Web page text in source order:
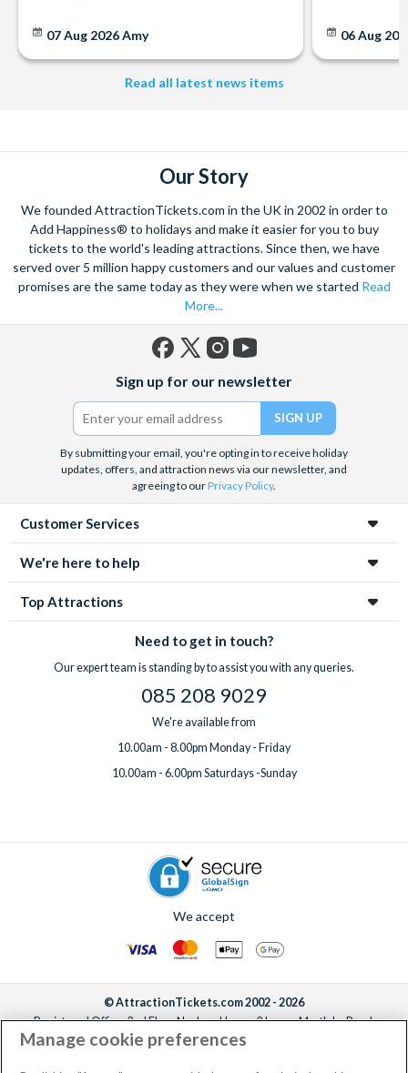
07 Aug 2026Amy 06 Aug
Read all latest news items
Our Story
We founded AttractionTickets.com in the UK in 2002 in order to
Add Happiness® to holidays and make it easier for you to buy
tickets to the world's leading attractions. Since then, we have
served over 5 million happy customers and our values and customer
promises are the same today as they were when we started Read
More...
(formerly
Twitter)
Sign up for our newsletter
By submitting your email, you're opting in to receive holiday
updates, offers, and attraction news via our newsletter, and
agreeing to ourPrivacy Policy.
Customer Services
We're here to help
Top Attractions
Need to get in touch?
Our expert team is standing by to assist you with any queries.
085 208 9029
We're available from
10.00am - 8.00pm Monday - Friday
10.00am - 6.00pm Saturdays -Sunday
We accept
© AttractionTickets.com 2002 - 2026
Registered Office: 2nd Floor Nucleus House, 2 Lower Mortlake Road,
Richmond, United Kingdom, TW9 2JA.
Manage cookie preferences